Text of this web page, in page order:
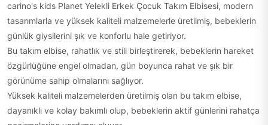
carino's kids Planet Yelekli Erkek Çocuk Takım Elbisesi, modern
tasarımlarla ve yüksek kaliteli malzemelerle üretilmiş, bebeklerin
günlük giysilerini şık ve konforlu hale getiriyor.
Bu takım elbise, rahatlık ve stili birleştirerek, bebeklerin hareket
özgürlüğüne engel olmadan, gün boyunca rahat ve şık bir
görünüme sahip olmalarını sağlıyor.
Yüksek kaliteli malzemelerden üretilmiş olan bu takım elbise,
dayanıklı ve kolay bakımlı olup, bebeklerin aktif günlerini rahatça